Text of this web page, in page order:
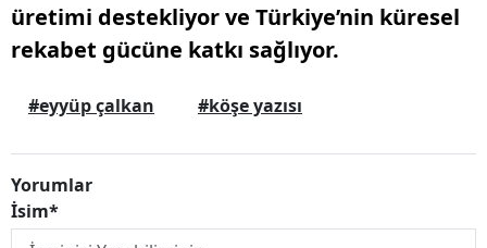
üretimi destekliyor ve Türkiye’nin küresel
rekabet gücüne katkı sağlıyor.
#eyyüp çalkan #köşe yazısı
Yorumlar
İsim*